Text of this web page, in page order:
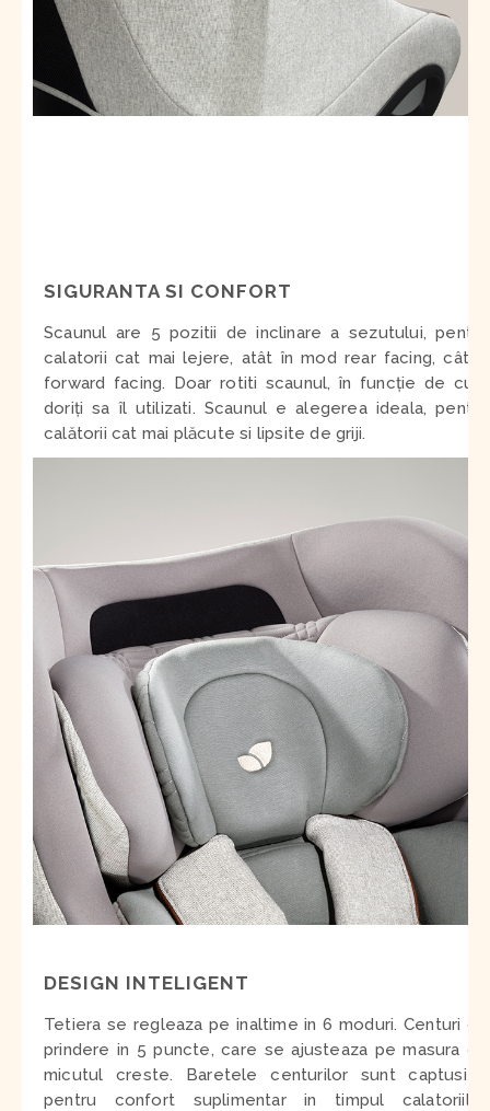
SIGURANTA SI CONFORT
Scaunul are 5 pozitii de inclinare a sezutului, pentru
calatorii cat mai lejere, atât în mod rear facing, cât și
forward facing. Doar rotiti scaunul, în funcție de cum
doriți sa îl utilizati. Scaunul e alegerea ideala, pentru
calătorii cat mai plăcute si lipsite de griji.
DESIGN INTELIGENT
Tetiera se regleaza pe inaltime in 6 moduri. Centuri de
prindere in 5 puncte, care se ajusteaza pe masura ce
micutul creste. Baretele centurilor sunt captusite,
pentru confort suplimentar in timpul calatoriilor.